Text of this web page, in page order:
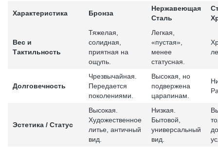
Характеристика Бронза
Нержавеющая
Сталь
Вес и
Тактильность
Тяжелая,
солидная,
приятная на
ощупь.
Легкая,
«пустая»,
менее
статусная.
Долговечность
Чрезвычайная.
Передается
поколениями.
Высокая, но
подвержена
царапинам.
Эстетика / Статус
Высокая.
Художественное
литье, античный
вид.
Низкая.
Бытовой,
универсальный
вид.